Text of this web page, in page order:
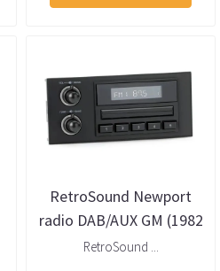
RetroSound Newport
radio DAB/AUX GM (1982
- 1991)
RetroSound ...